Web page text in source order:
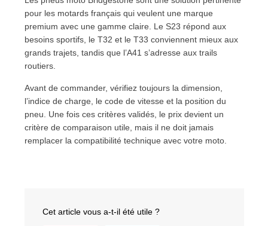
pour les motards français qui veulent une marque
premium avec une gamme claire. Le S23 répond aux
besoins sportifs, le T32 et le T33 conviennent mieux aux
grands trajets, tandis que l’A41 s’adresse aux trails
routiers.
Avant de commander, vérifiez toujours la dimension,
l’indice de charge, le code de vitesse et la position du
pneu. Une fois ces critères validés, le prix devient un
critère de comparaison utile, mais il ne doit jamais
remplacer la compatibilité technique avec votre moto.
Cet article vous a-t-il été utile ?